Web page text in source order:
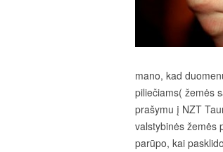
mano, kad
piliečiams( žemės
prašymu į NZT
valstybinės žemės
parūpo, kai